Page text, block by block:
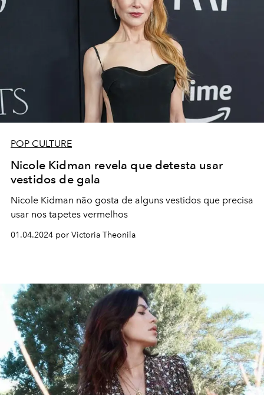
POP CULTURE
Nicole Kidman revela que detesta usar
vestidos de gala
Nicole Kidman não gosta de alguns vestidos que precisa
usar nos tapetes vermelhos
01.04.2024 por Victoria Theonila